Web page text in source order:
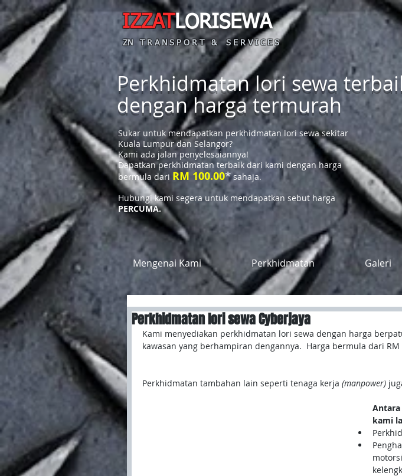
IZZATLORISEWA
ZN T R A N S P O R T & S E R V I C E S
Perkhidmatan lori sewa
dengan harga termurah
Sukar untuk mendapatkan perkhidmatan lori sewa sekitar
Kuala Lumpur dan Selangor?
Kami ada jalan penyelesaiannya!
Dapatkan perkhidmatan terbaik dari kami dengan harga
bermula dari RM 100.00*sahaja.
Hubungi kami segera untuk mendapatkan sebut harga
PERCUMA.
Mengenai Kami Perkhidmatan Galeri
Perkhidmatan lori sewa Cyberjaya
Kami menyediakan perkhidmatan lori sewa dengan harga
kawasan yang berhampiran dengannya.  Harga bermula dari RM
Perkhidmatan tambahan lain seperti tenaga kerja (manpower)
kami